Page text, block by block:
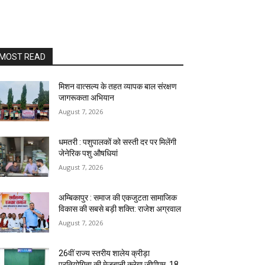
READ
मिशन वात्सल्य के तहत व्यापक बाल संरक्षण
जागरूकता अभियान
August 7, 2026
धमतरी : पशुपालकों को सस्ती दर पर मिलेंगी
जेनेरिक पशु औषधियां
August 7, 2026
अम्बिकापुर : समाज की एकजुटता सामाजिक
विकास की सबसे बड़ी शक्ति: राजेश अग्रवाल
August 7, 2026
26वीं राज्य स्तरीय शालेय क्रीड़ा